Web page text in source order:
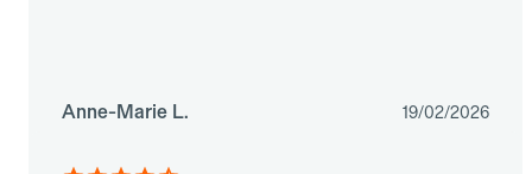
Anne-Marie L. 19/02/2026